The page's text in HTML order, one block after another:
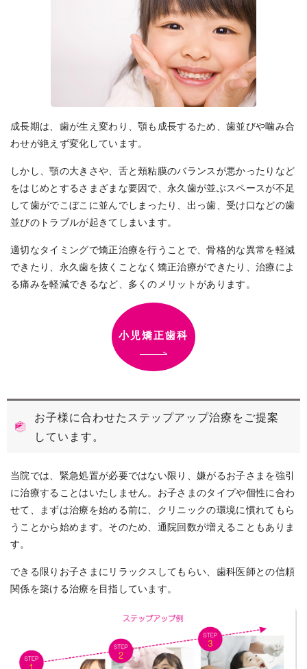
成長期は、歯が生え変わり、顎も成長するため、歯並びや噛み合
わせが絶えず変化しています。
しかし、顎の大きさや、舌と頬粘膜のバランスが悪かったりなど
をはじめとするさまざまな要因で、永久歯が並ぶスペースが不足
して歯がでこぼこに並んでしまったり、出っ歯、受け口などの歯
並びのトラブルが起きてしまいます。
適切なタイミングで矯正治療を行うことで、骨格的な異常を軽減
できたり、永久歯を抜くことなく矯正治療ができたり、治療によ
る痛みを軽減できるなど、多くのメリットがあります。
小児矯正歯科
お子様に合わせたステップアップ治療をご提案
しています。
当院では、緊急処置が必要ではない限り、嫌がるお子さまを強引
に治療することはいたしません。お子さまのタイプや個性に合わ
せて、まずは治療を始める前に、クリニックの環境に慣れてもら
うことから始めます。そのため、通院回数が増えることもありま
す。
できる限りお子さまにリラックスしてもらい、歯科医師との信頼
関係を築ける治療を目指しています。